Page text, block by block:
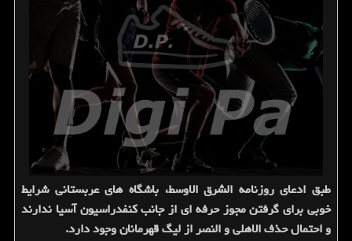
طبق ادعای روزنامه الشرق الاوسط، باشگاه های عربستانی شرایط
خوبی برای گرفتن مجوز حرفه ای از جانب كنفدراسیون آسیا ندارند
و احتمال حذف الاهلی و النصر از لیگ قهرمانان وجود دارد.